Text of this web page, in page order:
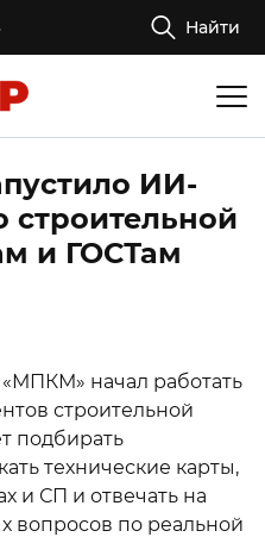
Найти
ИИ-
строительной
и ГОСТам
начал работать
строительной
подбирать
технические карты,
и СП и отвечать на
вопросов по реальной